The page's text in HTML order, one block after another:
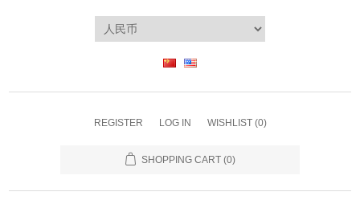
REGISTER LOG IN WISHLIST (0)
SHOPPING CART (0)